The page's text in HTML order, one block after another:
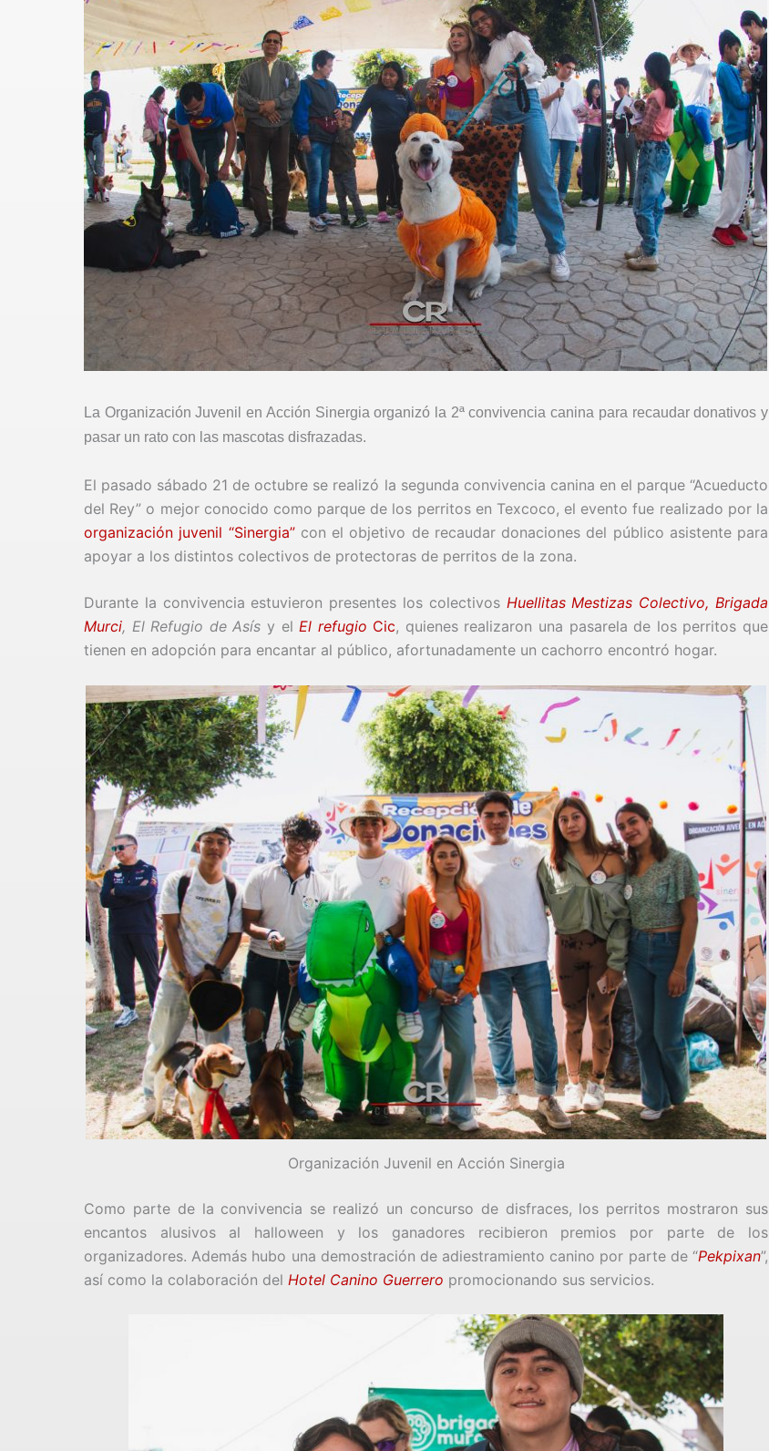
La Organización Juvenil en Acción Sinergia organizó la 2ª convivencia canina para recaudar donativos y
pasar un rato con las mascotas disfrazadas.
El pasado sábado 21 de octubre se realizó la segunda convivencia canina en el parque “Acueducto
del Rey” o mejor conocido como parque de los perritos en Texcoco, el evento fue realizado por la
organización juvenil “Sinergia”con el objetivo de recaudar donaciones del público asistente para
apoyar a los distintos colectivos de protectoras de perritos de la zona.
Durante la convivencia estuvieron presentes los colectivos Huellitas Mestizas Colectivo,Brigada
Murci, El Refugio de Asís y elEl refugio Cic, quienes realizaron una pasarela de los perritos que
tienen en adopción para encantar al público, afortunadamente un cachorro encontró hogar.
Organización Juvenil en Acción Sinergia
Como parte de la convivencia se realizó un concurso de disfraces, los perritos mostraron sus
encantos alusivos al halloween y los ganadores recibieron premios por parte de los
organizadores. Además hubo una demostración de adiestramiento canino por parte de “Pekpixan”,
así como la colaboración del Hotel Canino Guerrero promocionando sus servicios.